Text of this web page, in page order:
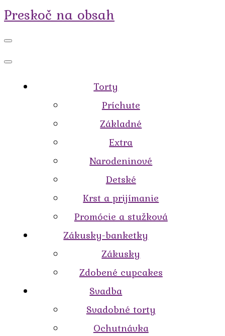
Preskoč na obsah
Torty
Príchute
Základné
Extra
Narodeninové
Detské
Krst a prijímanie
Promócie a stužková
Zákusky-banketky
Zákusky
Zdobené cupcakes
Svadba
Svadobné torty
Ochutnávka